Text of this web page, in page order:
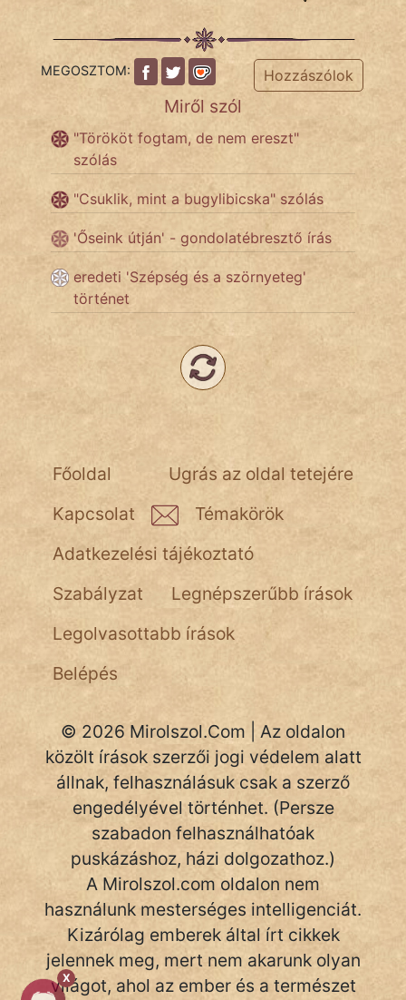
X
MAGYARSÁG
Népszerű szerzőink:
cinege
Jób Gedeon
vörös ördög
NapHold
pszichopati
szegény legény
Hoffer Botond
szemfüles
MEGOSZTOM: Hozzászólok
Miről szól
"Törököt fogtam, de nem ereszt"
szólás
"Csuklik, mint a bugylibicska" szólás
'Őseink útján' - gondolatébresztő írás
eredeti 'Szépség és a szörnyeteg'
történet
Ugrás az oldal tetejére
Főoldal
Kapcsolat
Témakörök
Adatkezelési tájékoztató
Szabályzat
Legnépszerűbb írások
Legolvasottabb írások
Belépés
© 2026 Mirolszol.Com | Az oldalon
közölt írások szerzői jogi védelem alatt
állnak, felhasználásuk csak a szerző
engedélyével történhet. (Persze
szabadon felhasználhatóak
puskázáshoz, házi dolgozathoz.)
A Mirolszol.com oldalon nem
használunk mesterséges intelligenciát.
Kizárólag emberek által írt cikkek
jelennek meg, mert nem akarunk olyan
világot, ahol az ember és a természet